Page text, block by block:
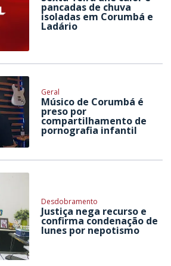
pancadas de chuva
isoladas em Corumbá e
Ladário
Geral
Músico de Corumbá é
preso por
compartilhamento de
pornografia infantil
Desdobramento
Justiça nega recurso e
confirma condenação de
Iunes por nepotismo